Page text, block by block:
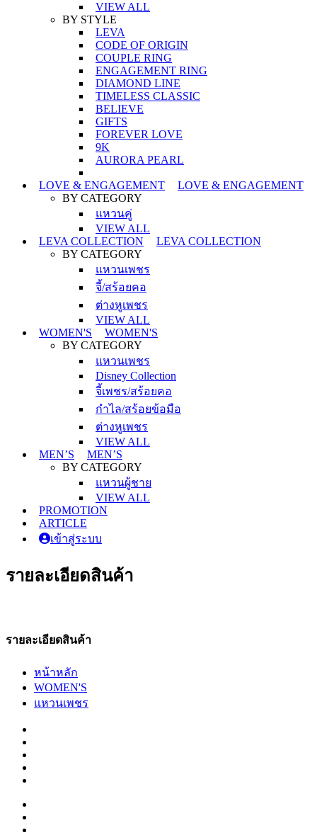
VIEW ALL
BY STYLE
LEVA
CODE OF ORIGIN
COUPLE RING
ENGAGEMENT RING
DIAMOND LINE
TIMELESS CLASSIC
BELIEVE
GIFTS
FOREVER LOVE
9K
AURORA PEARL
LOVE & ENGAGEMENT
LOVE & ENGAGEMENT
BY CATEGORY
แหวนคู่
VIEW ALL
LEVA COLLECTION
LEVA COLLECTION
BY CATEGORY
แหวนเพชร
จี้/สร้อยคอ
ต่างหูเพชร
VIEW ALL
WOMEN'S
WOMEN'S
BY CATEGORY
แหวนเพชร
Disney Collection
จี้เพชร/สร้อยคอ
กำไล/สร้อยข้อมือ
ต่างหูเพชร
VIEW ALL
MEN’S
MEN’S
BY CATEGORY
แหวนผู้ชาย
VIEW ALL
PROMOTION
ARTICLE
เข้าสู่ระบบ
รายละเอียดสินค้า
รายละเอียดสินค้า
หน้าหลัก
WOMEN'S
แหวนเพชร